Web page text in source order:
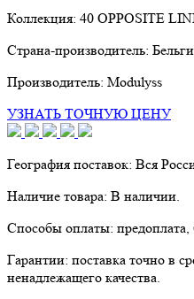
Коллекция: 40 OPPOSITE
Страна-производитель:
Производитель: Modulyss
УЗНАТЬ ТОЧНУЮ ЦЕНУ
География поставок: Вся
Наличие товара: В наличии.
Способы оплаты:
Гарантии: поставка точно в
ненадлежащего качества.